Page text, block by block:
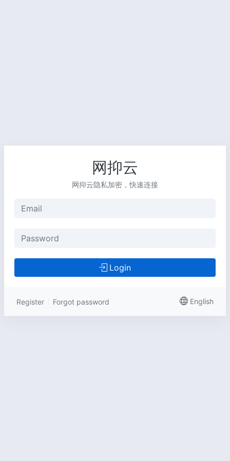
网抑云
网抑云隐私加密，快速连接
Login
Register Forgot password English